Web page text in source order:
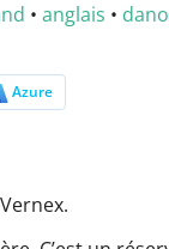
• anglais •
Azure